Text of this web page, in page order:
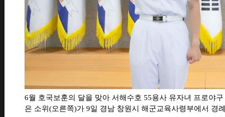
6월 호국보훈의 달을 맞아 서해수호 55용사 유자녀 프로야
은 소위(오른쪽)가 9일 경남 창원시 해군교육사령부에서 경